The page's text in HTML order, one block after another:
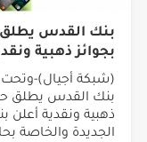
بنك القدس يطلق
بجوائز ذهبية
(شبكة أجيال)-
بنك القدس يطلق
ذهبية ونقدية
الجديدة والخاصة